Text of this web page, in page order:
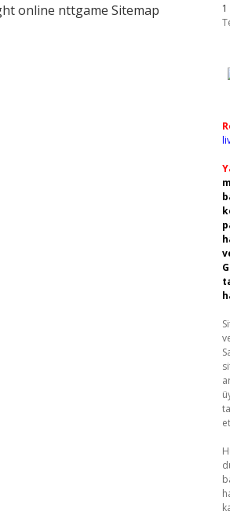
online nttgame Sitemap